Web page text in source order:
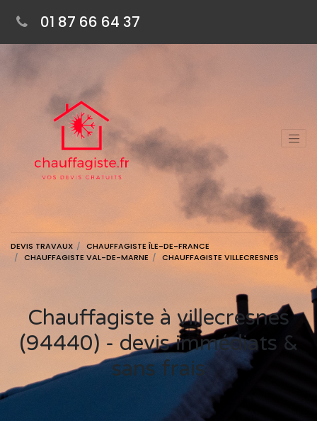
01 87 66 64 37
DEVIS TRAVAUX
CHAUFFAGISTE ÎLE-DE-FRANCE
CHAUFFAGISTE VAL-DE-MARNE
CHAUFFAGISTE VILLECRESNES
Chauffagiste à villecresnes
(94440) - devis immédiats &
sans frais